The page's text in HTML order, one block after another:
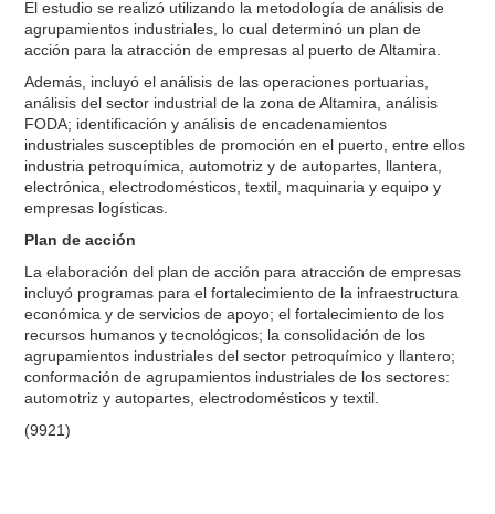
El estudio se realizó utilizando la metodología de análisis de
agrupamientos industriales, lo cual determinó un plan de
acción para la atracción de empresas al puerto de Altamira.
Además, incluyó el análisis de las operaciones portuarias,
análisis del sector industrial de la zona de Altamira, análisis
FODA; identificación y análisis de encadenamientos
industriales susceptibles de promoción en el puerto, entre ellos
industria petroquímica, automotriz y de autopartes, llantera,
electrónica, electrodomésticos, textil, maquinaria y equipo y
empresas logísticas.
Plan de acción
La elaboración del plan de acción para atracción de empresas
incluyó programas para el fortalecimiento de la infraestructura
económica y de servicios de apoyo; el fortalecimiento de los
recursos humanos y tecnológicos; la consolidación de los
agrupamientos industriales del sector petroquímico y llantero;
conformación de agrupamientos industriales de los sectores:
automotriz y autopartes, electrodomésticos y textil.
(9921)